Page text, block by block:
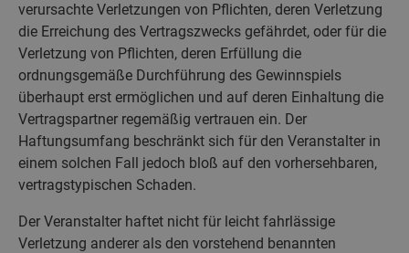
verursachte Verletzungen von Pflichten, deren Verletzung
die Erreichung des Vertragszwecks gefährdet, oder für die
Verletzung von Pflichten, deren Erfüllung die
ordnungsgemäße Durchführung des Gewinnspiels
überhaupt erst ermöglichen und auf deren Einhaltung die
Vertragspartner regemäßig vertrauen ein. Der
Haftungsumfang beschränkt sich für den Veranstalter in
einem solchen Fall jedoch bloß auf den vorhersehbaren,
vertragstypischen Schaden.
Der Veranstalter haftet nicht für leicht fahrlässige
Verletzung anderer als den vorstehend benannten